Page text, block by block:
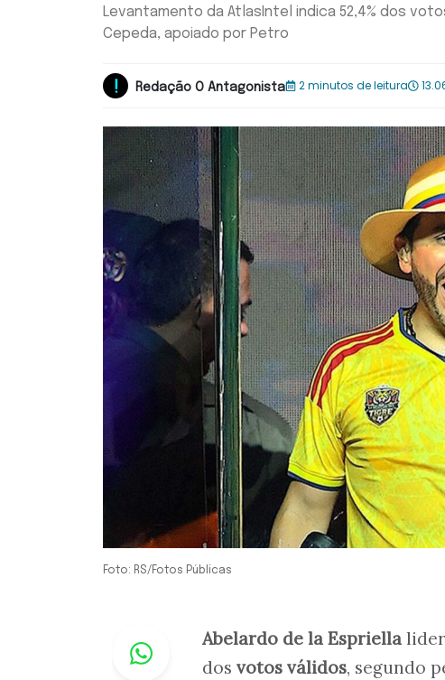
Levantamento da AtlasIntel indica 52,4% dos
Cepeda, apoiado por Petro
Redação O Antagonista 2 minutos de leitura
Foto: RS/Fotos Públicas
Whastapp
Abelardo de la Espriella
dos votos válidos, segundo